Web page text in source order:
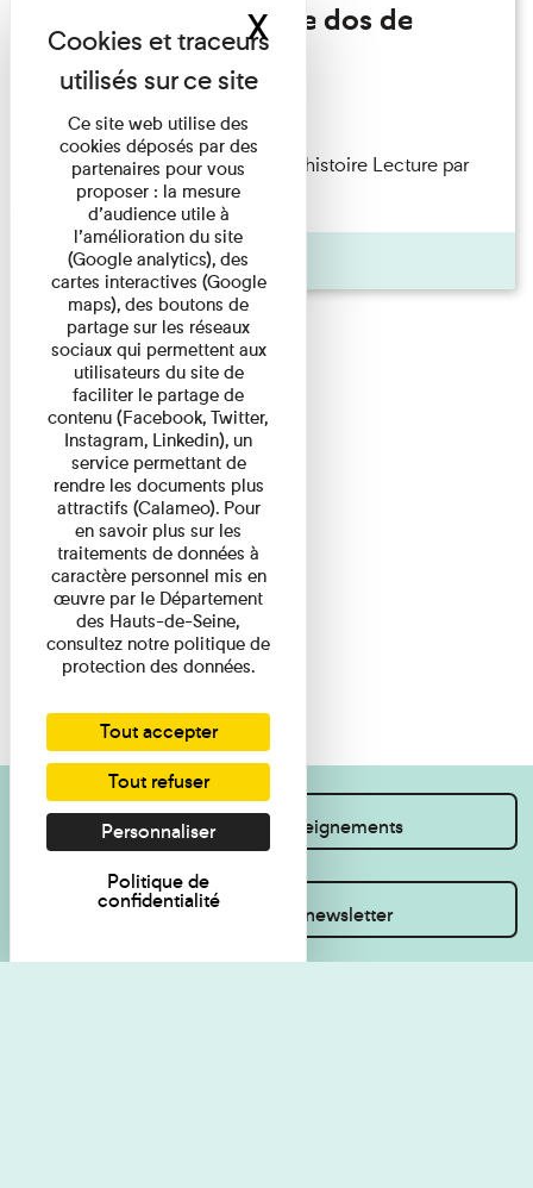
Philippe Artières - Le dos de
l'histoire
Lecture
Philippe Artières — Le dos de l’histoire Lecture par
l’auteur accompagné de ...
Pages
Je souhaite des renseignements
Inscrivez-vous à la newsletter
Ce site web utilise des
cookies déposés par des
partenaires pour vous
proposer : la mesure
d’audience utile à
l’amélioration du site
(Google analytics), des
cartes interactives (Google
maps), des boutons de
partage sur les réseaux
sociaux qui permettent aux
utilisateurs du site de
faciliter le partage de
contenu (Facebook, Twitter,
Instagram, Linkedin), un
service permettant de
rendre les documents plus
attractifs (Calameo). Pour
en savoir plus sur les
traitements de données à
caractère personnel mis en
œuvre par le Département
des Hauts-de-Seine,
consultez notre politique de
protection des données.
Tout accepter
Tout refuser
Personnaliser
Politique de
confidentialité
XMasquer le